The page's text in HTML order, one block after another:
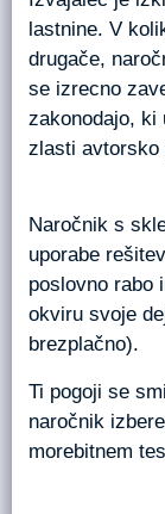
lastnine. V
drugače,
se izrecno
zakonodajo, ki
zlasti avtorsko
Naročnik s
uporabe
poslovno rabo
okviru svoje
brezplačno).
Ti pogoji se
naročnik
morebitnem